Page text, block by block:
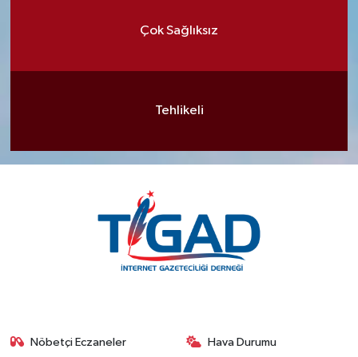
Çok Sağlıksız
Tehlikeli
Nöbetçi Eczaneler Hava Durumu